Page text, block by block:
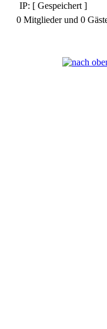
IP: [ Gespeichert ]
0 Mitglieder und 0